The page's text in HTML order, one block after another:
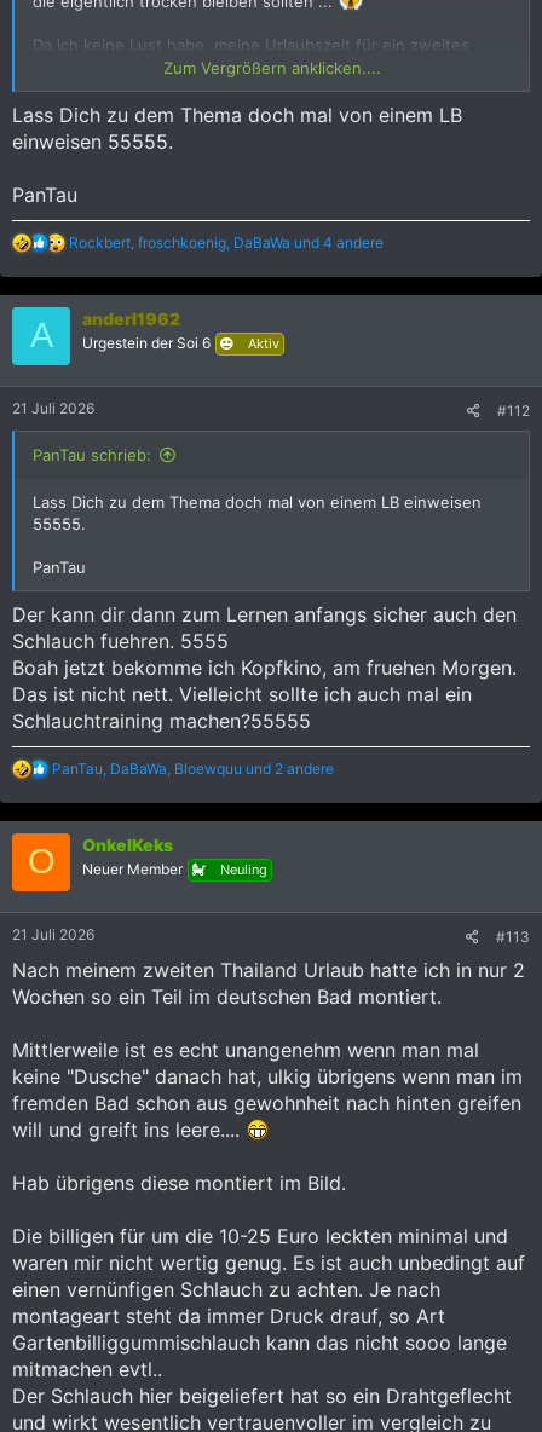
Da ich keine Lust habe, meine Urlaubszeit für ein zweites
Toilettentraining zu verschwenden (das letzte dürfte so 47-48
Jahre her sein; ich erinnere mich zwar nicht daran, aber
vermutlich hatte ich - im Gegensatz zu meiner Mutter - viel
Spaß dabei), aber auch das Klo nicht verstopfen möchte,
springe ich lieber kurz unter die Dusche.
Zum Vergrößern anklicken....
Lass Dich zu dem Thema doch mal von einem LB
einweisen 55555.
PanTau
R
a
k
n
:
Rockbert froschkoenig DaBaWa und 4 andere
A anderl1962
Urgestein der Soi 6 Aktiv
21 Juli 2026 #112
PanTau schrieb:
Lass Dich zu dem Thema doch mal von einem LB einweisen
55555.
PanTau
Der kann dir dann zum Lernen anfangs sicher auch den
Schlauch fuehren. 5555
Boah jetzt bekomme ich Kopfkino, am fruehen Morgen.
Das ist nicht nett. Vielleicht sollte ich auch mal ein
Schlauchtraining machen?55555
R
a
k
i
n
:
PanTau DaBaWa Bloewquu und 2 andere
O OnkelKeks
Neuer Member Neuling
21 Juli 2026 #113
Nach meinem zweiten Thailand Urlaub hatte ich in nur 2
Wochen so ein Teil im deutschen Bad montiert.
Mittlerweile ist es echt unangenehm wenn man mal
keine "Dusche" danach hat, ulkig übrigens wenn man im
fremden Bad schon aus gewohnheit nach hinten greifen
will und greift ins leere....
Hab übrigens diese montiert im Bild.
Die billigen für um die 10-25 Euro leckten minimal und
waren mir nicht wertig genug. Es ist auch unbedingt auf
einen vernünfigen Schlauch zu achten. Je nach
montageart steht da immer Druck drauf, so Art
Gartenbilliggummischlauch kann das nicht sooo lange
mitmachen evtl..
Der Schlauch hier beigeliefert hat so ein Drahtgeflecht
und wirkt wesentlich vertrauenvoller im vergleich zu